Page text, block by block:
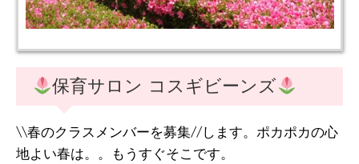
保育サロン コスギビーンズ
\\春のクラスメンバーを募集//します。ポカポカの心
地よい春は。。もうすぐそこです。